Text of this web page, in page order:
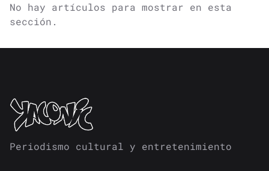
No hay artículos para mostrar en esta
sección.
Periodismo cultural y entretenimiento